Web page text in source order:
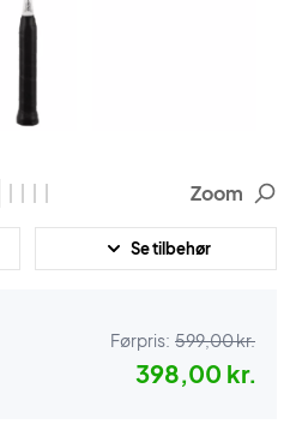
Zoom
Se tilbehør
Førpris: 599,00 kr.
398,00 kr.